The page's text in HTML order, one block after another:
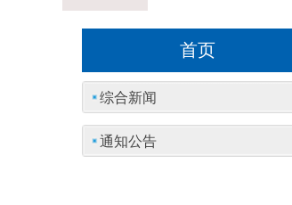
首页
综合新闻
通知公告